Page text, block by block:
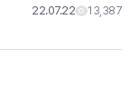
22.07.22 13,387